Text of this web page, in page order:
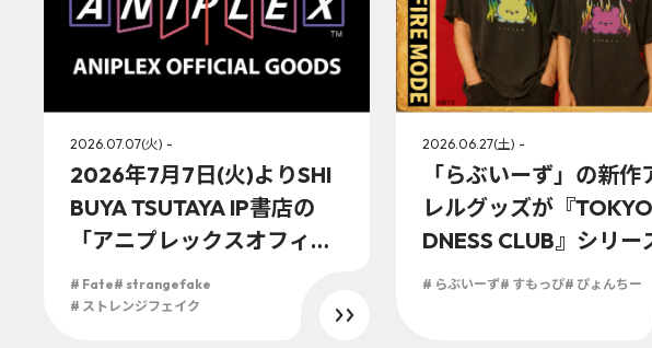
2026.07.07(火) -
2026年7月7日(火)よりSHI
BUYA TSUTAYA IP書店の
「アニプレックスオフィシ
ャルストア」にてTVアニメ
『Fate/strange Fake』の
# Fate# strangefake
# ストレンジフェイク
2026.06.27(土) -
「らぶいーず」の新作
レルグッズが『
DNESS CLUB』シリー
て販売開始！
# らぶいーず# すもっぴ# ぴょんちー